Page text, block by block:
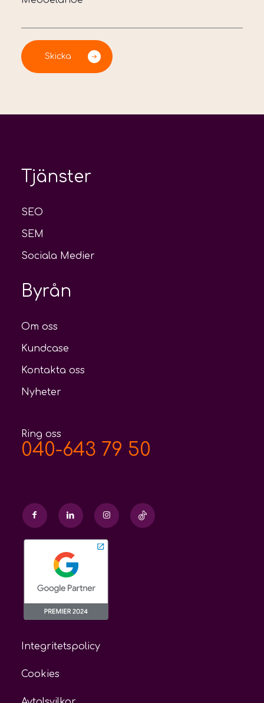
Tjänster
SEO
SEM
Sociala Medier
Byrån
Om oss
Kundcase
Kontakta oss
Nyheter
Ring oss
040-643 79 50
Integritetspolicy
Cookies